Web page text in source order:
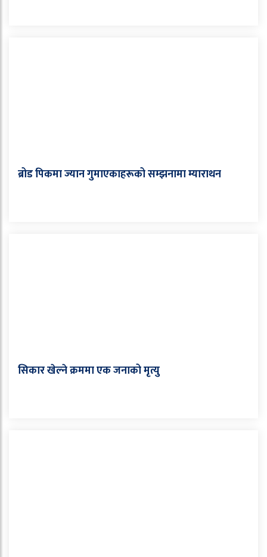
ब्रोड पिकमा ज्यान गुमाएकाहरूको सम्झनामा म्याराथन
सिकार खेल्ने क्रममा एक जनाको मृत्यु